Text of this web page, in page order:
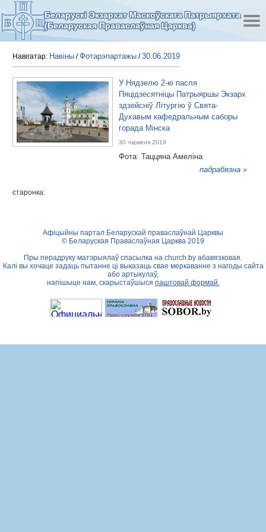
Беларускі Экзархат Маскоўскага Патрыярхата
(Беларуская Праваслаўная Царква)
Навігатар: Навіны /Фотарэпартажы /30.06.2019
У Нядзелю 2-ю пасля
Пяцідзесятніцы Патрыяршы Экзарх
здзейсніў Літургію ў Свята-
Духавым кафедральным саборы
горада Мінска
30 чэрвеня 2019
Фота: Таццяна Амеліна
падрабязна »
старонка:
Афіцыйны партал Беларускай праваслаўнай Царквы
© Беларуская Праваслаўная Царква 2019
Пры перадруку матэрыялаў спасылка на church.by абавязковая.
Калі вы хочаце задаць пытанне ці выказаць свае меркаванне з нагоды сайта
або артыкулаў,
напішыце нам, скарыстаўшыся паштовай формай.